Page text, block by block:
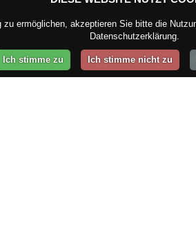
ermöglichen, akzeptieren Sie bitte die
Datenschutzerklärung.
Ich stimme zu Ich stimme nicht zu